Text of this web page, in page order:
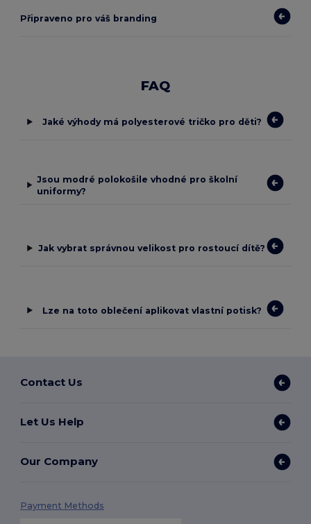
Připraveno pro váš branding
FAQ
Jaké výhody má polyesterové tričko pro děti?
Jsou modré polokošile vhodné pro školní
uniformy?
Jak vybrat správnou velikost pro rostoucí dítě?
Lze na toto oblečení aplikovat vlastní potisk?
Contact Us
Let Us Help
Our Company
Payment Methods